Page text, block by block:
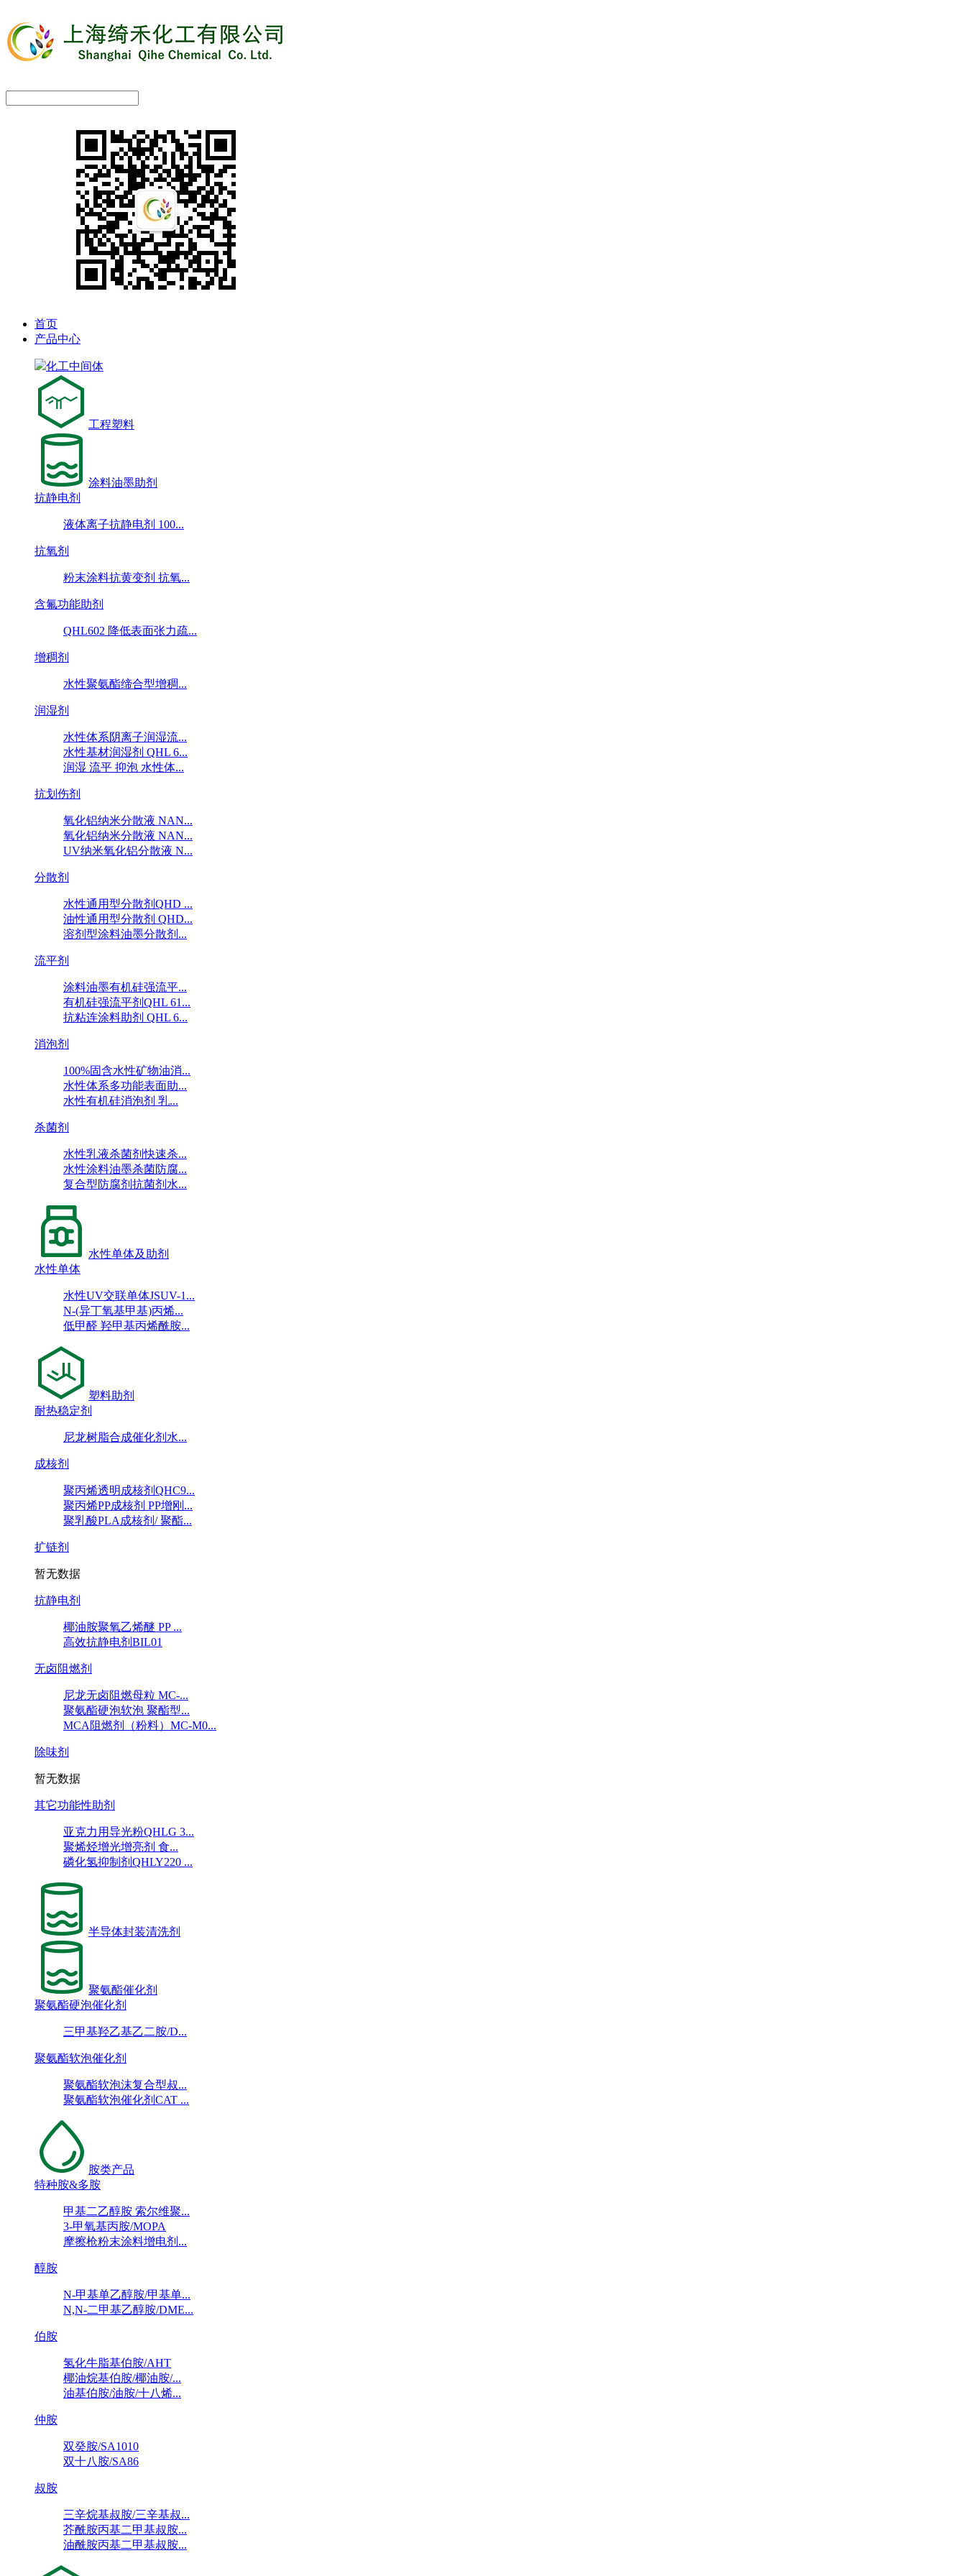
首页
产品中心
化工中间体
工程塑料
涂料油墨助剂
抗静电剂
液体离子抗静电剂 100...
抗氧剂
粉末涂料抗黄变剂 抗氧...
含氟功能助剂
QHL602 降低表面张力疏...
增稠剂
水性聚氨酯缔合型增稠...
润湿剂
水性体系阴离子润湿流...
水性基材润湿剂 QHL 6...
润湿 流平 抑泡 水性体...
抗划伤剂
氧化铝纳米分散液 NAN...
氧化铝纳米分散液 NAN...
UV纳米氧化铝分散液 N...
分散剂
水性通用型分散剂QHD ...
油性通用型分散剂 QHD...
溶剂型涂料油墨分散剂...
流平剂
涂料油墨有机硅强流平...
有机硅强流平剂QHL 61...
抗粘连涂料助剂 QHL 6...
消泡剂
100%固含水性矿物油消...
水性体系多功能表面助...
水性有机硅消泡剂 乳...
杀菌剂
水性乳液杀菌剂快速杀...
水性涂料油墨杀菌防腐...
复合型防腐剂抗菌剂水...
水性单体及助剂
水性单体
水性UV交联单体JSUV-1...
N-(异丁氧基甲基)丙烯...
低甲醛 羟甲基丙烯酰胺...
塑料助剂
耐热稳定剂
尼龙树脂合成催化剂水...
成核剂
聚丙烯透明成核剂QHC9...
聚丙烯PP成核剂 PP增刚...
聚乳酸PLA成核剂/ 聚酯...
扩链剂
暂无数据
抗静电剂
椰油胺聚氧乙烯醚 PP ...
高效抗静电剂BIL01
无卤阻燃剂
尼龙无卤阻燃母粒 MC-...
聚氨酯硬泡软泡 聚酯型...
MCA阻燃剂（粉料）MC-M0...
除味剂
暂无数据
其它功能性助剂
亚克力用导光粉QHLG 3...
聚烯烃增光增亮剂 食...
磷化氢抑制剂QHLY220 ...
半导体封装清洗剂
聚氨酯催化剂
聚氨酯硬泡催化剂
三甲基羟乙基乙二胺/D...
聚氨酯软泡催化剂
聚氨酯软泡沫复合型叔...
聚氨酯软泡催化剂CAT ...
胺类产品
特种胺&多胺
甲基二乙醇胺 索尔维聚...
3-甲氧基丙胺/MOPA
摩擦枪粉末涂料增电剂...
醇胺
N-甲基单乙醇胺/甲基单...
N,N-二甲基乙醇胺/DME...
伯胺
氢化牛脂基伯胺/AHT
椰油烷基伯胺/椰油胺/...
油基伯胺/油胺/十八烯...
仲胺
双癸胺/SA1010
双十八胺/SA86
叔胺
三辛烷基叔胺/三辛基叔...
芥酰胺丙基二甲基叔胺...
油酰胺丙基二甲基叔胺...